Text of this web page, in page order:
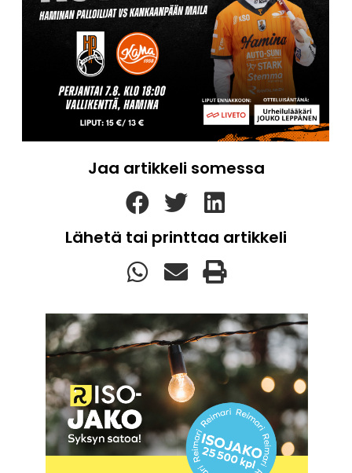
Jaa artikkeli somessa
Lähetä tai printtaa artikkeli